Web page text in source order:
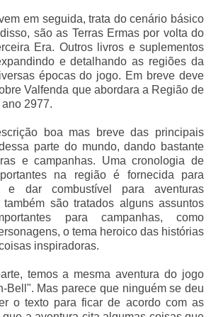
em seguida, trata do cenário básico
são as Terras Ermas por volta do
Era. Outros livros e suplementos
e detalhando as regiões da
épocas do jogo. Em breve deve
Valfenda que abordara a Região de
2977.
boa mas breve das principais
parte do mundo, dando bastante
e campanhas. Uma cronologia de
na região é fornecida para
e dar combustível para aventuras
também são tratados alguns assuntos
para campanhas, como
o tema heroico das histórias
inspiradoras.
temos a mesma aventura do jogo
Bell". Mas parece que ninguém se deu
o texto para ficar de acordo com as